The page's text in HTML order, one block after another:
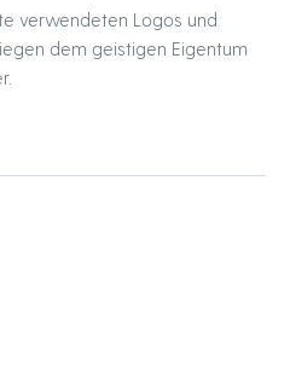
verwendeten Logos und
dem geistigen Eigentum